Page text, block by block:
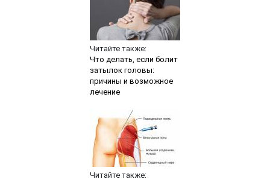
Читайте также:
Что делать, если болит
затылок головы:
причины и возможное
лечение
Читайте также: